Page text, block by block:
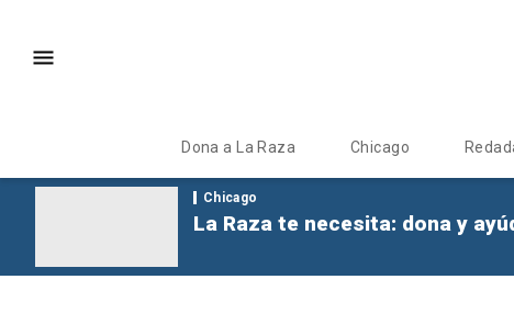
Dona a La Raza Chicago
Chicago
La Raza te necesita: dona y